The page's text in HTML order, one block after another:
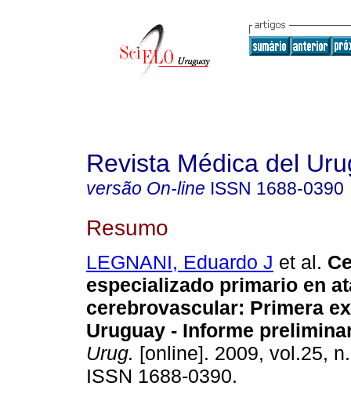
Revista Médica del
versão On-line ISSN 1688-0390
Resumo
LEGNANI, Eduardo J et al.
especializado primario en
cerebrovascular: Primera
Uruguay - Informe
Urug. [online]. 2009, vol.25,
ISSN 1688-0390.